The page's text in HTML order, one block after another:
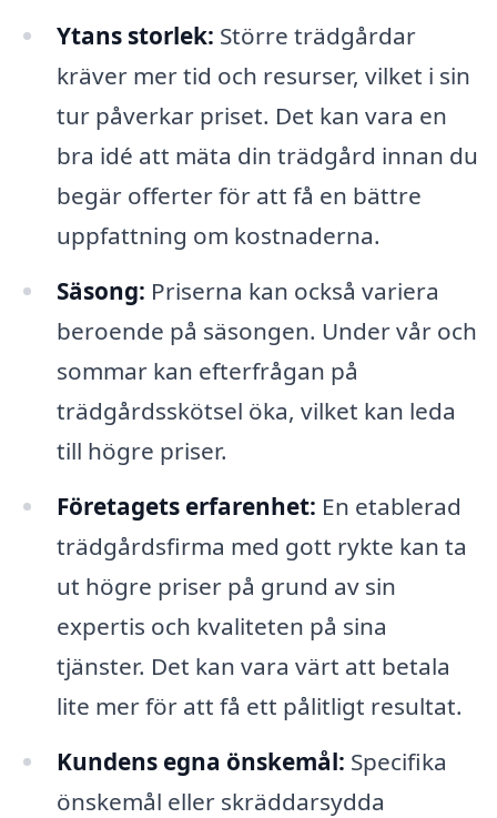
Ytans storlek: Större trädgårdar
kräver mer tid och resurser, vilket i sin
tur påverkar priset. Det kan vara en
bra idé att mäta din trädgård innan du
begär offerter för att få en bättre
uppfattning om kostnaderna.
Säsong: Priserna kan också variera
beroende på säsongen. Under vår och
sommar kan efterfrågan på
trädgårdsskötsel öka, vilket kan leda
till högre priser.
Företagets erfarenhet: En etablerad
trädgårdsfirma med gott rykte kan ta
ut högre priser på grund av sin
expertis och kvaliteten på sina
tjänster. Det kan vara värt att betala
lite mer för att få ett pålitligt resultat.
Kundens egna önskemål: Specifika
önskemål eller skräddarsydda